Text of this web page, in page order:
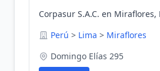
Corpasur S.A.C. en Miraflores,
Perú > Lima > Miraflores
Domingo Elías 295